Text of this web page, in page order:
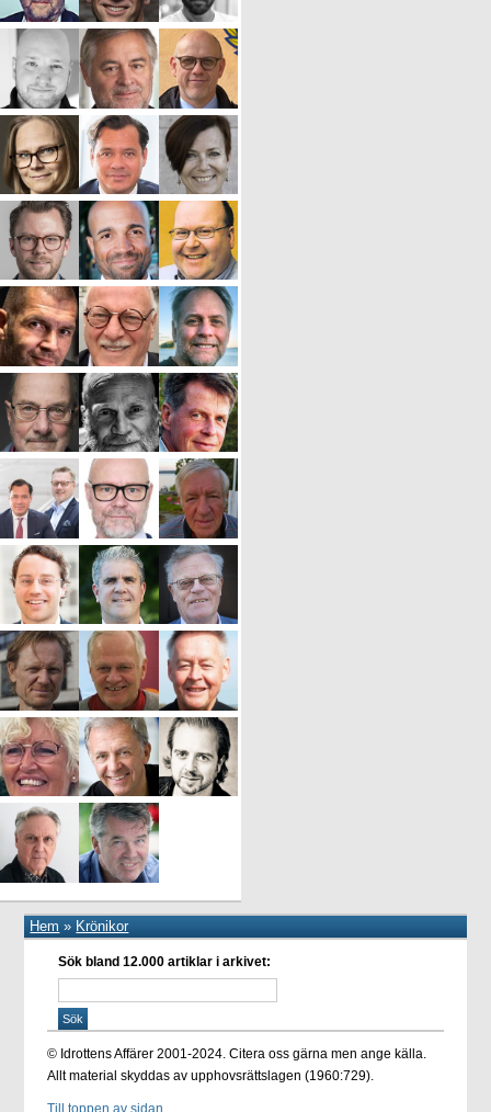
Hem » Krönikor
Sök bland 12.000 artiklar i arkivet:
© Idrottens Affärer 2001-2024. Citera oss gärna men ange källa.
Allt material skyddas av upphovsrättslagen (1960:729).
Till toppen av sidan